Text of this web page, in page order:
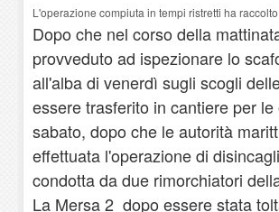
L'operazione compiuta in tempi ristretti ha
Dopo che nel corso della
provveduto ad ispezionare lo
all'alba di venerdì sugli scogli
essere trasferito in cantiere per
sabato, dopo che le autorità
effettuata l'operazione di
condotta da due rimorchiatori
La Mersa 2 dopo essere stata